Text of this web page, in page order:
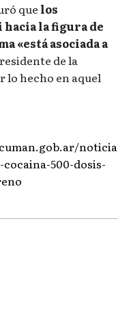
que los
la figura de
«está asociada a
de la
hecho en aquel
noticia
500-dosis-